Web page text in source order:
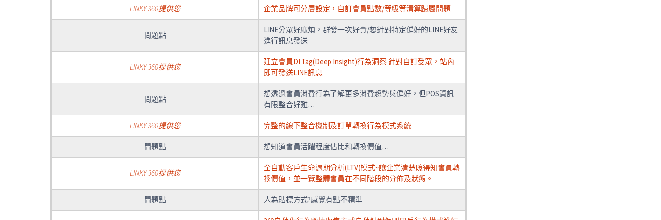
LINKY 360提供您 企業品牌可分層設定，自訂會員點數/等級等清算歸屬問題
問題點
LINE分眾好麻煩，群發一次好貴/想針對特定偏好的LINE好友
進行訊息發送
LINKY 360提供您
建立會員DI Tag(Deep Insight)行為洞察 針對自訂受眾，站內
即可發送LINE訊息
問題點
想透過會員消費行為了解更多消費趨勢與偏好，但POS資訊
有限整合好難…
LINKY 360提供您 完整的線下整合機制及訂單轉換行為模式系統
問題點 想知道會員活躍程度佔比和轉換價值…
LINKY 360提供您
全自動客戶生命週期分析(LTV)模式~讓企業清楚瞭得知會員轉
換價值，並一覽整體會員在不同階段的分佈及狀態。
問題點 人為貼標方式?感覺有點不精準